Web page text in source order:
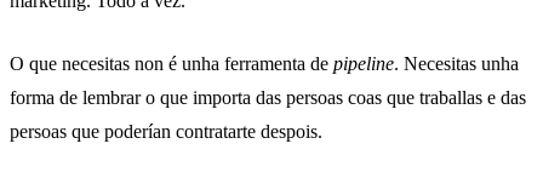
O que necesitas non é unha ferramenta de pipeline. Necesitas unha
forma de lembrar o que importa das persoas coas que traballas e das
persoas que poderían contratarte despois.